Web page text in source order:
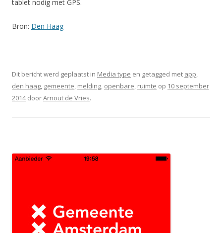
tablet nodig met GPS.
Bron: Den Haag
Dit bericht werd geplaatst in Media type en getagged met app,
den haag, gemeente, melding, openbare, ruimte op 10 september
2014doorArnout de Vries.